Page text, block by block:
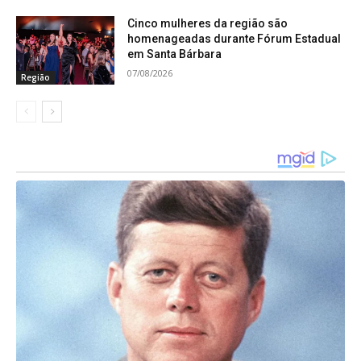
Região
Cinco mulheres da região são
homenageadas durante Fórum Estadual
em Santa Bárbara
07/08/2026